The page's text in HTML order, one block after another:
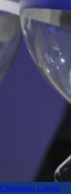
Champions League